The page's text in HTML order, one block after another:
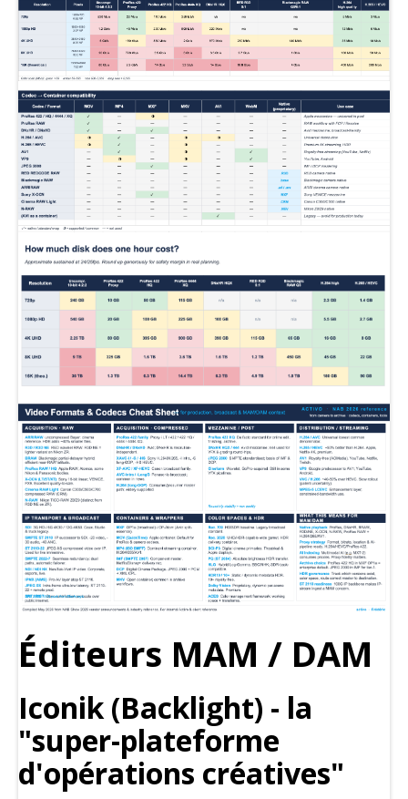
Éditeurs MAM / DAM
Iconik (Backlight) - la
"super-plateforme
d'opérations créatives"